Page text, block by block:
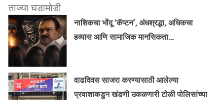
ताज्या घडामोडी
नाशिकचा भोंदू ‘कॅप्टन’, अंधश्रद्धा, अधिकचा
हव्यास आणि सामाजिक मानसिकता…
वाढदिवस साजरा करण्यासाठी आलेल्या
प्रवाशाकडुन खंडणी उकळणारी टोळी पोलिसांच्या